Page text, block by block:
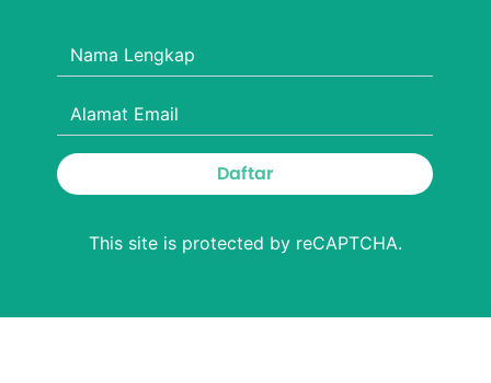
Daftar
This site is protected by reCAPTCHA.